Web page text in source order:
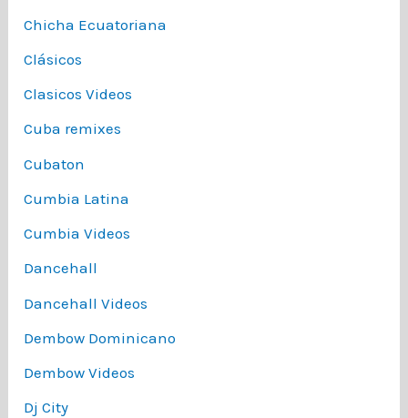
Chicha Ecuatoriana
Clásicos
Clasicos Videos
Cuba remixes
Cubaton
Cumbia Latina
Cumbia Videos
Dancehall
Dancehall Videos
Dembow Dominicano
Dembow Videos
Dj City